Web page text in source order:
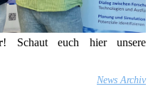
! Schaut euch hier unsere
News Archiv